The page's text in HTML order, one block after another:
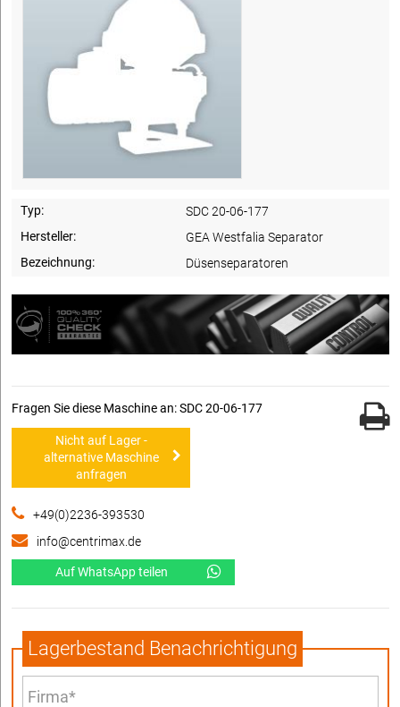
Typ:
SDC 20-06-177
Hersteller:
GEA Westfalia Separator
Bezeichnung:
Düsenseparatoren
Fragen Sie diese Maschine an: SDC 20-06-177
Nicht auf Lager -
alternative Maschine
anfragen
+49(0)2236-393530
info@centrimax.de
Auf WhatsApp teilen
Lagerbestand Benachrichtigung